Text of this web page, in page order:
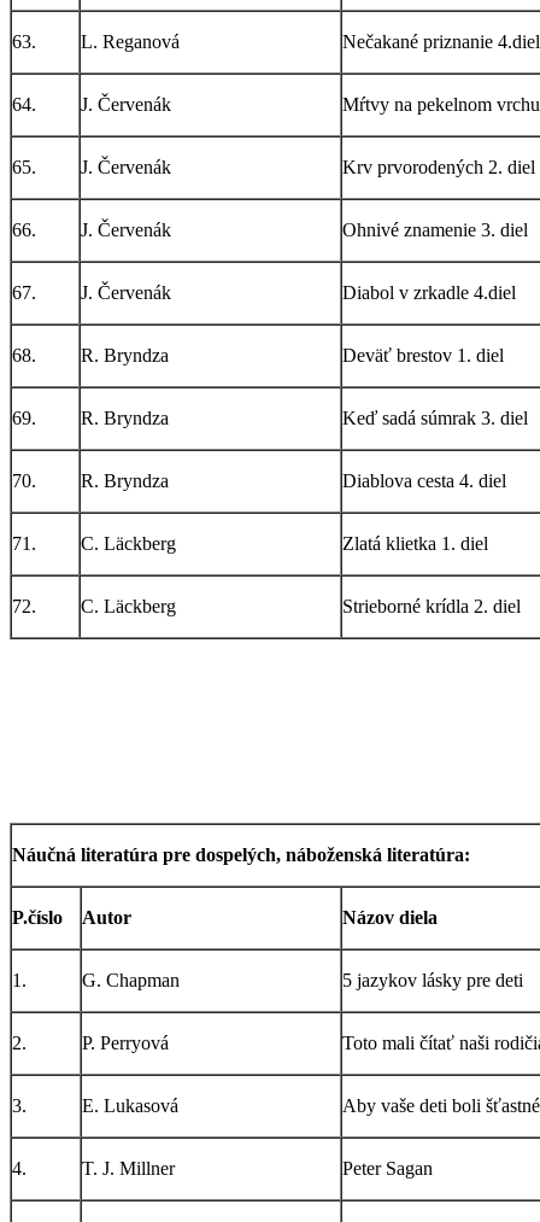
63. L. Reganová Nečakané priznanie 4.diel
64. J. Červenák Mŕtvy na pekelnom
65. J. Červenák Krv prvorodených 2. diel
66. J. Červenák Ohnivé znamenie 3. diel
67. J. Červenák Diabol v zrkadle 4.diel
68. R. Bryndza Deväť brestov 1. diel
69. R. Bryndza Keď sadá súmrak 3. diel
70. R. Bryndza Diablova cesta 4. diel
71. C. Läckberg Zlatá klietka 1. diel
72. C. Läckberg Strieborné krídla 2. diel
Náučná literatúra pre dospelých, náboženská literatúra:
P.číslo Autor Názov diela
1. G. Chapman 5 jazykov lásky pre deti
2. P. Perryová Toto mali čítať naši
3. E. Lukasová Aby vaše deti boli šťastné
4. T. J. Millner Peter Sagan